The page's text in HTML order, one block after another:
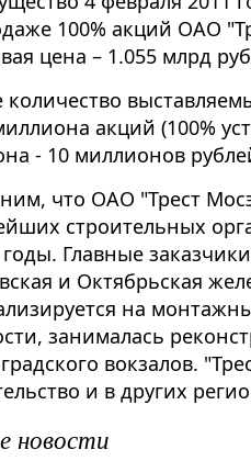
100% акций ОАО
цена – 1.055 млрд
акций (100%
- 10 миллионов
что ОАО "Трест
строительных
годы. Главные
и Октябрьская
на
занималась
вокзалов.
и в других
новости